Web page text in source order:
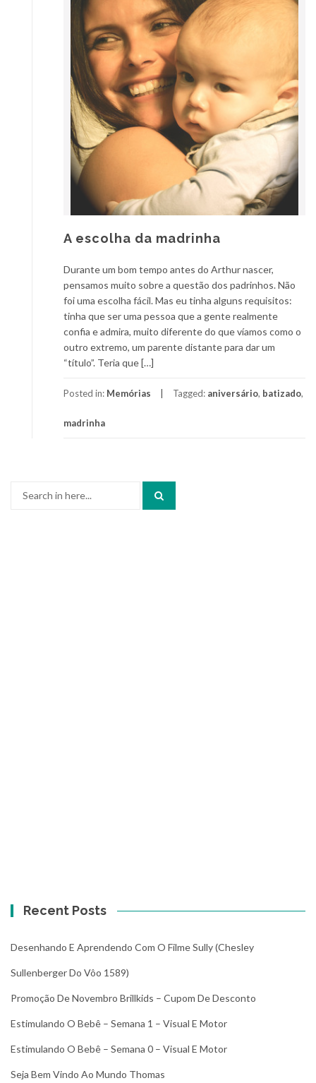
A escolha da madrinha
Durante um bom tempo antes do Arthur nascer,
pensamos muito sobre a questão dos padrinhos. Não
foi uma escolha fácil. Mas eu tinha alguns requisitos:
tinha que ser uma pessoa que a gente realmente
confia e admira, muito diferente do que víamos como o
outro extremo, um parente distante para dar um
“título”. Teria que […]
Posted in: Memórias Tagged: aniversário, batizado,
madrinha
Recent Posts
Desenhando E Aprendendo Com O Filme Sully (Chesley
Sullenberger Do Vôo 1589)
Promoção De Novembro Brillkids – Cupom De Desconto
Estimulando O Bebê – Semana 1 – Visual E Motor
Estimulando O Bebê – Semana 0 – Visual E Motor
Seja Bem Vindo Ao Mundo Thomas